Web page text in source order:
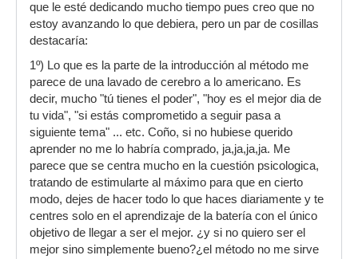
que le esté dedicando mucho tiempo pues creo que no
estoy avanzando lo que debiera, pero un par de cosillas
destacaría:
1º) Lo que es la parte de la introducción al método me
parece de una lavado de cerebro a lo americano. Es
decir, mucho "tú tienes el poder", "hoy es el mejor dia de
tu vida", "si estás comprometido a seguir pasa a
siguiente tema" ... etc. Coño, si no hubiese querido
aprender no me lo habría comprado, ja,ja,ja,ja. Me
parece que se centra mucho en la cuestión psicologica,
tratando de estimularte al máximo para que en cierto
modo, dejes de hacer todo lo que haces diariamente y te
centres solo en el aprendizaje de la batería con el único
objetivo de llegar a ser el mejor. ¿y si no quiero ser el
mejor sino simplemente bueno?¿el método no me sirve